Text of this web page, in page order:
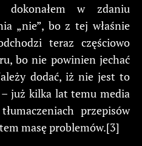
dokonałem w zdaniu
„nie”, bo z tej właśnie
teraz częściowo
bo nie powinien jechać
dodać, iż nie jest to
już kilka lat temu media
przepisów
masę problemów.[3]